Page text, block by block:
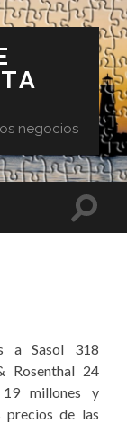
negocios
a Sasol 318
Rosenthal 24
19 millones y
precios de las